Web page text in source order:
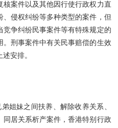
案件以及其他因行使行政权力直
侵权纠纷等多种类型的案件，但
争纠纷民事案件等有特殊规定的
刑事案件中有关民事赔偿的生效
安排。
姐妹之间扶养、解除收养关系、
居关系析产案件，香港特别行政